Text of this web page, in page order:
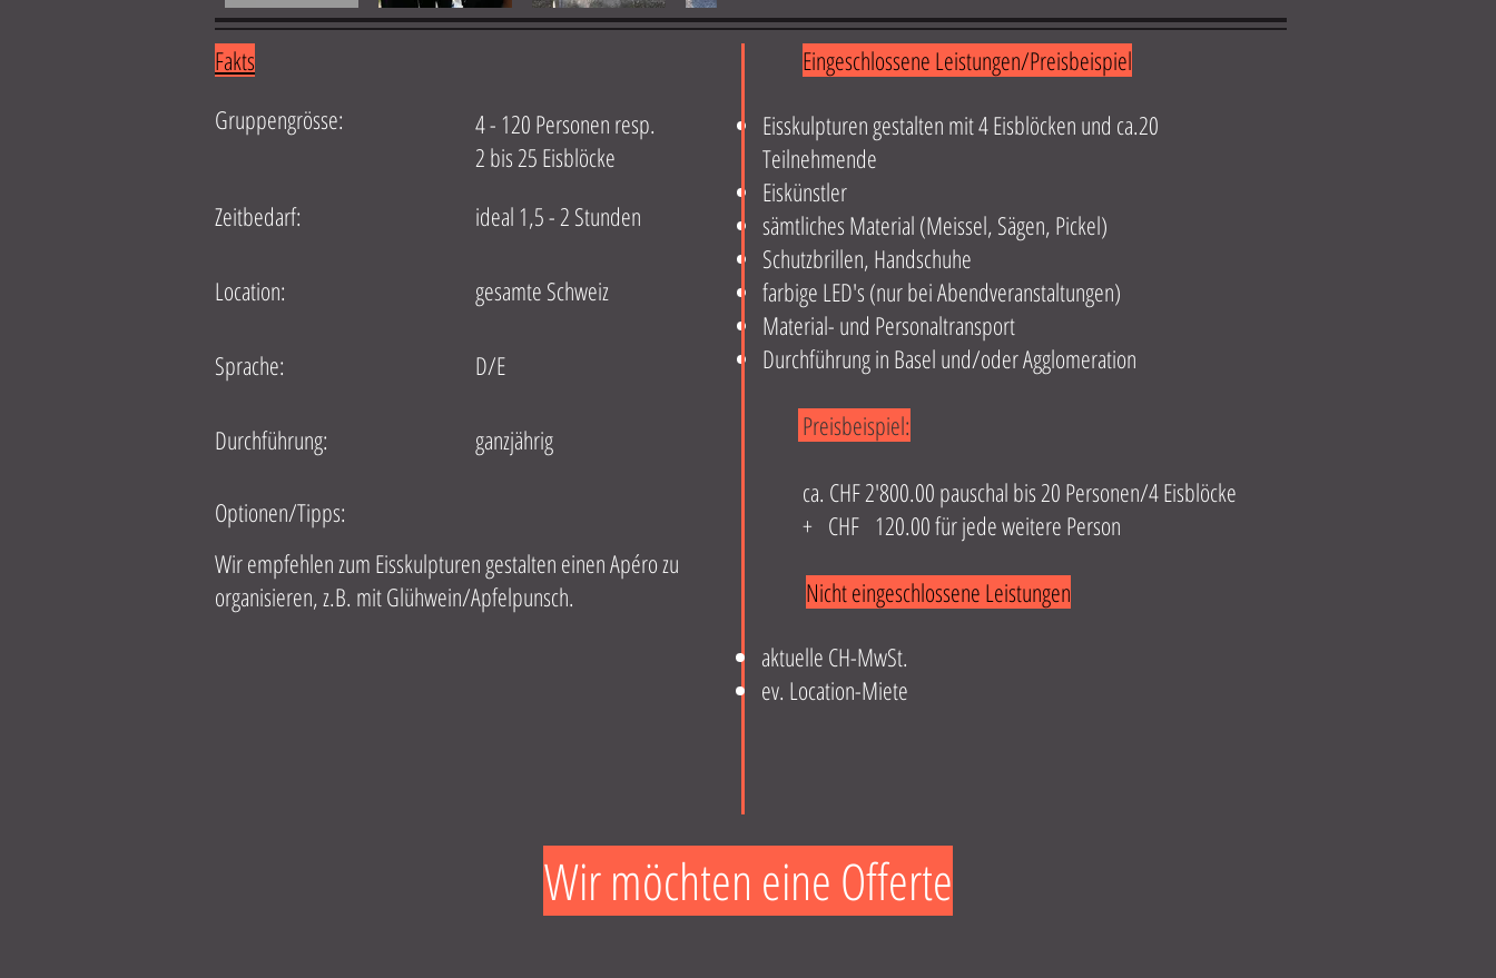
Gruppengrösse:
4 - 120 Personen resp.
2 bis 25 Eisblöcke
Eingeschlossene Leistungen/Preisbeispiel
Eisskulpturen gestalten mit 4 Eisblöcken und ca.20
Teilnehmende
Eiskünstler
sämtliches Material (Meissel, Sägen, Pickel)
Schutzbrillen, Handschuhe
farbige LED's (nur bei Abendveranstaltungen)
Material- und Personaltransport
Durchführung in Basel und/oder Agglomeration
Preisbeispiel:
ca. CHF 2'800.00 pauschal bis 20 Personen/4 Eisblöcke
+ CHF 120.00 für jede weitere Person
Zeitbedarf: ideal 1,5 - 2 Stunden
Fakts
Location: gesamte Schweiz
Sprache: D/E
Durchführung: ganzjährig
Optionen/Tipps:
Wir empfehlen zum Eisskulpturen gestalten einen Apéro zu
organisieren, z.B. mit Glühwein/Apfelpunsch.
Nicht eingeschlossene Leistungen
aktuelle CH-MwSt.
ev. Location-Miete
Wir möchten eine Offerte